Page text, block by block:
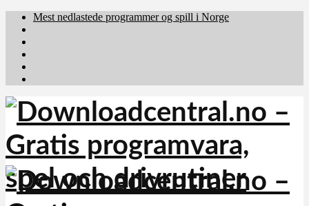
Mest nedlastede programmer og spill i Norge